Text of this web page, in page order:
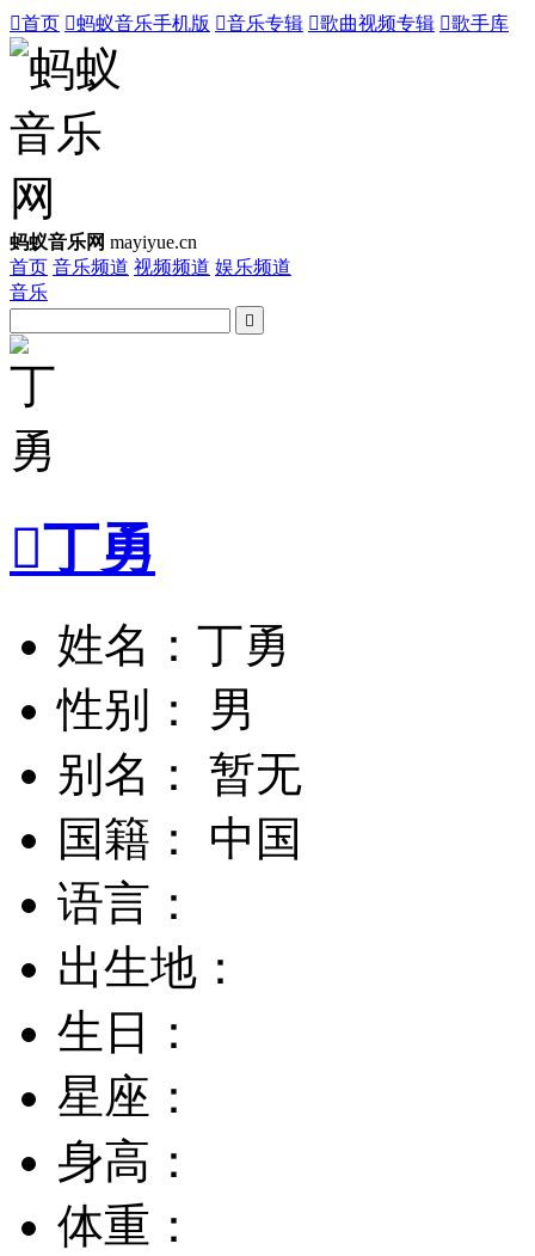
首页 蚂蚁音乐手机版 音乐专辑 歌曲视频专辑 歌手库
蚂蚁音乐网 mayiyue.cn
首页 音乐频道 视频频道 娱乐频道
音乐

丁勇
姓名：丁勇
性别： 男
别名： 暂无
国籍： 中国
语言：
出生地：
生日：
星座：
身高：
体重：